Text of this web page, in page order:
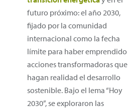
futuro próximo: el año 2030,
fijado por la comunidad
internacional como la fecha
límite para haber emprendido
acciones transformadoras que
hagan realidad el desarrollo
sostenible. Bajo el lema “Hoy
2030”, se exploraron las